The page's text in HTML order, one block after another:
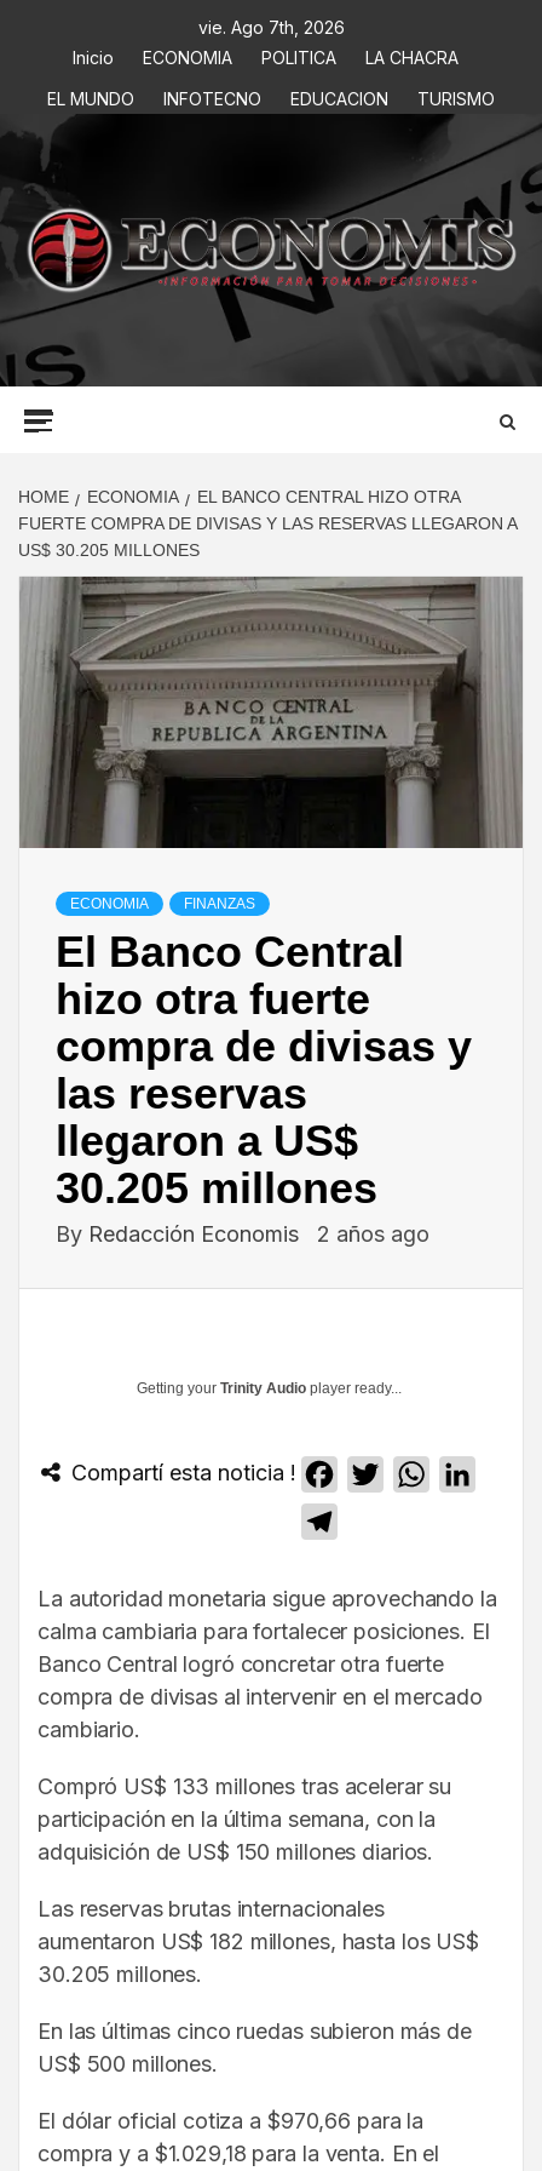
vie. Ago 7th, 2026
Inicio
ECONOMIA POLITICA
LA CHACRA
EL MUNDO
INFOTECNO EDUCACION TURISMO
ECONOMIS
INFORMACIÓN PARA TOMAR DECISIONES
HOME ECONOMIA
EL BANCO CENTRAL HIZO OTRA
FUERTE COMPRA DE DIVISAS Y LAS RESERVAS LLEGARON A
US$ 30.205 MILLONES
ECONOMIA FINANZAS
El Banco Central
hizo otra fuerte
compra de divisas y
las reservas
llegaron a US$
30.205 millones
By Redacción Economis 2 años ago
Getting your Trinity Audio player ready...
Compartí esta noticia ! Facebook
TwitterWhatsApp
La autoridad monetaria sigue aprovechando la
calma cambiaria para fortalecer posiciones. El
Banco Central logró concretar otra fuerte
compra de divisas al intervenir en el mercado
cambiario.
Compró US$ 133 millones tras acelerar su
participación en la última semana, con la
adquisición de US$ 150 millones diarios.
Las reservas brutas internacionales
aumentaron US$ 182 millones, hasta los US$
30.205 millones.
En las últimas cinco ruedas subieron más de
US$ 500 millones.
El dólar oficial cotiza a $970,66 para la
compra y a $1.029,18 para la venta. En el